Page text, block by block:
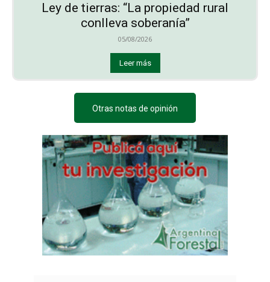
Ley de tierras: “La propiedad rural
conlleva soberanía”
05/08/2026
Leer más
Otras notas de opinión